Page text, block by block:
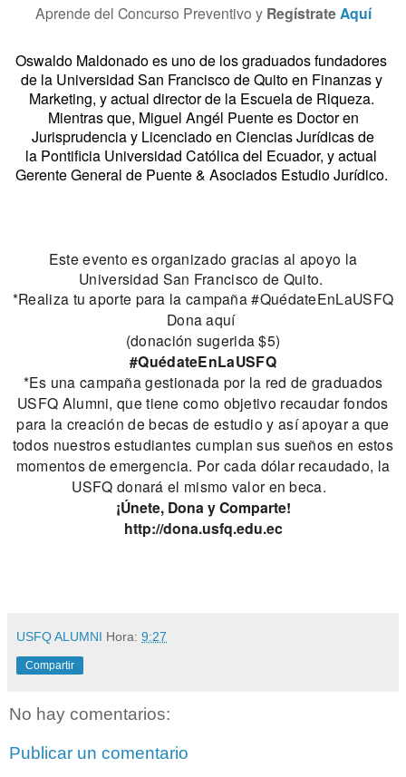
Aprende del Concurso Preventivo y Regístrate Aquí
Oswaldo Maldonado es uno de los graduados fundadores
de la Universidad San Francisco de Quito en Finanzas y
Marketing, y actual director de la Escuela de Riqueza.
Mientras que, Miguel Angél Puente es Doctor en
Jurisprudencia y Licenciado en Ciencias Jurídicas de
la Pontificia Universidad Católica del Ecuador, y actual
Gerente General de Puente & Asociados Estudio Jurídico.
Este evento es organizado gracias al apoyo la
Universidad San Francisco de Quito.
*Realiza tu aporte para la campaña#QuédateEnLaUSFQ
Donaaquí
(donación sugerida $5)
#QuédateEnLaUSFQ
*Es una campaña gestionada por la red de graduados
USFQ Alumni, que tiene como objetivo recaudar fondos
para la creación de becas de estudio y así apoyar a que
todos nuestros estudiantes cumplan sus sueños en estos
momentos de emergencia. Por cada dólar recaudado, la
USFQ donará el mismo valor en beca.
¡Únete, Dona y Comparte!
http://dona.usfq.edu.ec
USFQ ALUMNI Hora: 9:27
Compartir
No hay comentarios:
Publicar un comentario